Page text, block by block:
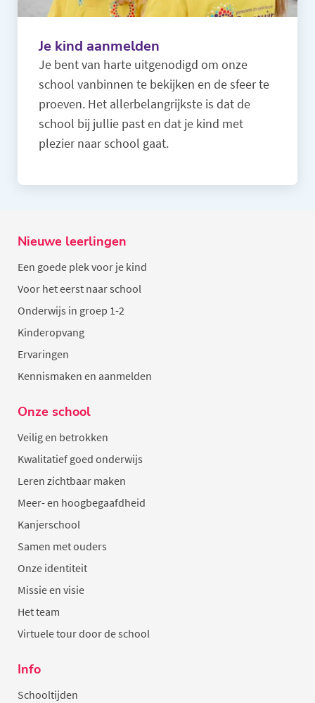
Je kind aanmelden
Je bent van harte uitgenodigd om onze
school vanbinnen te bekijken en de sfeer te
proeven. Het allerbelangrijkste is dat de
school bij jullie past en dat je kind met
plezier naar school gaat.
Nieuwe leerlingen
Een goede plek voor je kind
Voor het eerst naar school
Onderwijs in groep 1-2
Kinderopvang
Ervaringen
Kennismaken en aanmelden
Onze school
Veilig en betrokken
Kwalitatief goed onderwijs
Leren zichtbaar maken
Meer- en hoogbegaafdheid
Kanjerschool
Samen met ouders
Onze identiteit
Missie en visie
Het team
Virtuele tour door de school
Info
Schooltijden